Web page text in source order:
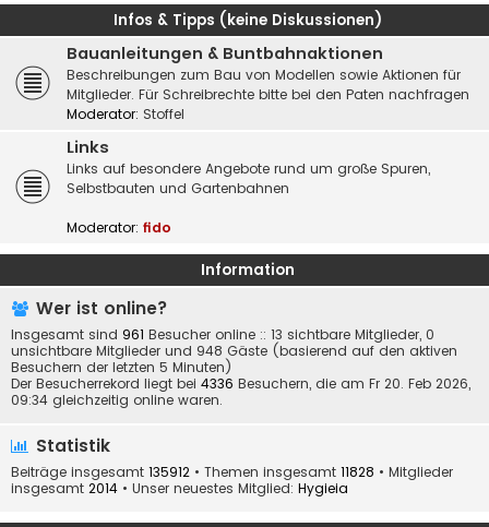
Infos & Tipps (keine Diskussionen)
Bauanleitungen & Buntbahnaktionen
Beschreibungen zum Bau von Modellen sowie Aktionen für
Mitglieder. Für Schreibrechte bitte bei den Paten nachfragen
Moderator: Stoffel
Links
Links auf besondere Angebote rund um große Spuren,
Selbstbauten und Gartenbahnen
Moderator: fido
Information
Wer ist online?
Insgesamt sind 961 Besucher online :: 13 sichtbare Mitglieder, 0
unsichtbare Mitglieder und 948 Gäste (basierend auf den aktiven
Besuchern der letzten 5 Minuten)
Der Besucherrekord liegt bei 4336 Besuchern, die am Fr 20. Feb 2026,
09:34 gleichzeitig online waren.
Statistik
Beiträge insgesamt 135912 • Themen insgesamt 11828 • Mitglieder
insgesamt 2014 • Unser neuestes Mitglied: Hygieia